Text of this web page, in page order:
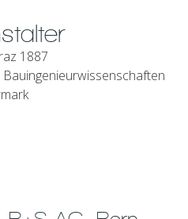
1887
Bauingenieurwissenschaften